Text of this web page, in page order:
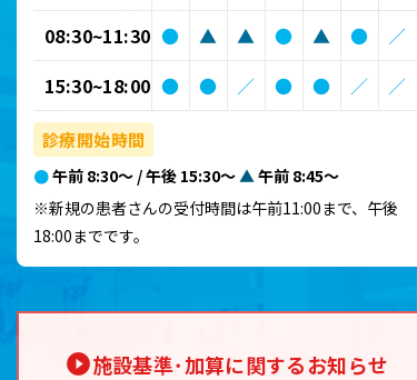
08:30~11:30 ● ▲ ▲ ● ▲ ●
／
15:30~18:00 ● ● ／ ● ● ／ ／
診療開始時間
●午前 8:30～ / 午後 15:30～ ▲ 午前 8:45～
※新規の患者さんの受付時間は午前11:00まで、午後
18:00までです。
施設基準･加算に関するお知らせ